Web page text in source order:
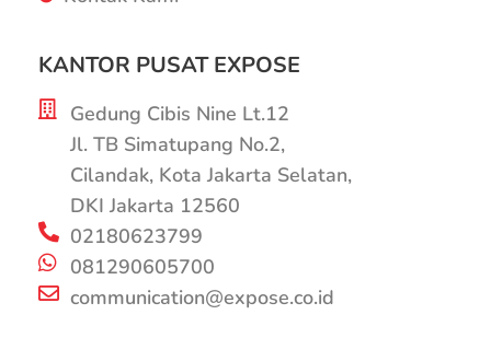
KANTOR PUSAT EXPOSE
Gedung Cibis Nine Lt.12
Jl. TB Simatupang No.2,
Cilandak, Kota Jakarta Selatan,
DKI Jakarta 12560
02180623799
081290605700
communication@expose.co.id